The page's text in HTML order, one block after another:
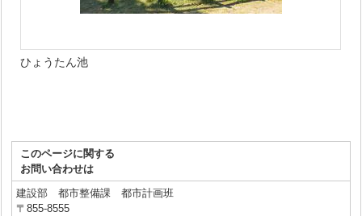
ひょうたん池
このページに関する
お問い合わせは
建設部 都市整備課 都市計画班
〒855-8555